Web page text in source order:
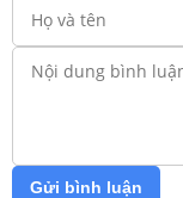
Gửi bình luận